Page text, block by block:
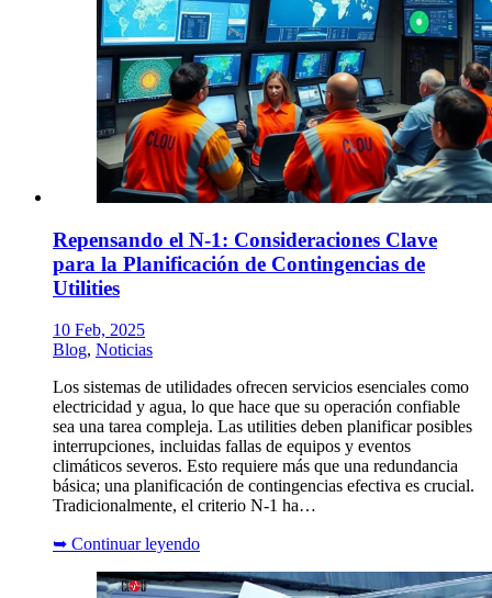
Repensando el N-1: Consideraciones Clave
para la Planificación de Contingencias de
Utilities
10 Feb, 2025
Blog, Noticias
Los sistemas de utilidades ofrecen servicios esenciales como
electricidad y agua, lo que hace que su operación confiable
sea una tarea compleja. Las utilities deben planificar posibles
interrupciones, incluidas fallas de equipos y eventos
climáticos severos. Esto requiere más que una redundancia
básica; una planificación de contingencias efectiva es crucial.
Tradicionalmente, el criterio N-1 ha…
➥ Continuar leyendo